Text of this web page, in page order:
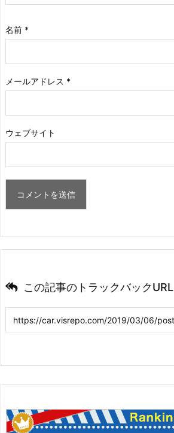
名前 *
メールアドレス *
ウェブサイト
この記事のトラックバックURL